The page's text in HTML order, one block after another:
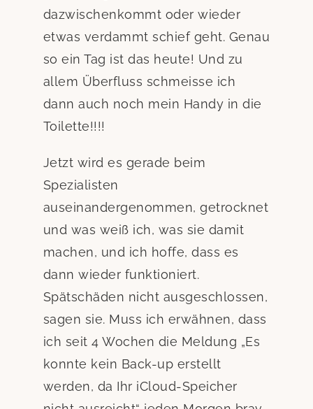
dazwischenkommt oder wieder
etwas verdammt schief geht. Genau
so ein Tag ist das heute! Und zu
allem Überfluss schmeisse ich
dann auch noch mein Handy in die
Toilette!!!!
Jetzt wird es gerade beim
Spezialisten
auseinandergenommen, getrocknet
und was weiß ich, was sie damit
machen, und ich hoffe, dass es
dann wieder funktioniert.
Spätschäden nicht ausgeschlossen,
sagen sie. Muss ich erwähnen, dass
ich seit 4 Wochen die Meldung „Es
konnte kein Back-up erstellt
werden, da Ihr iCloud-Speicher